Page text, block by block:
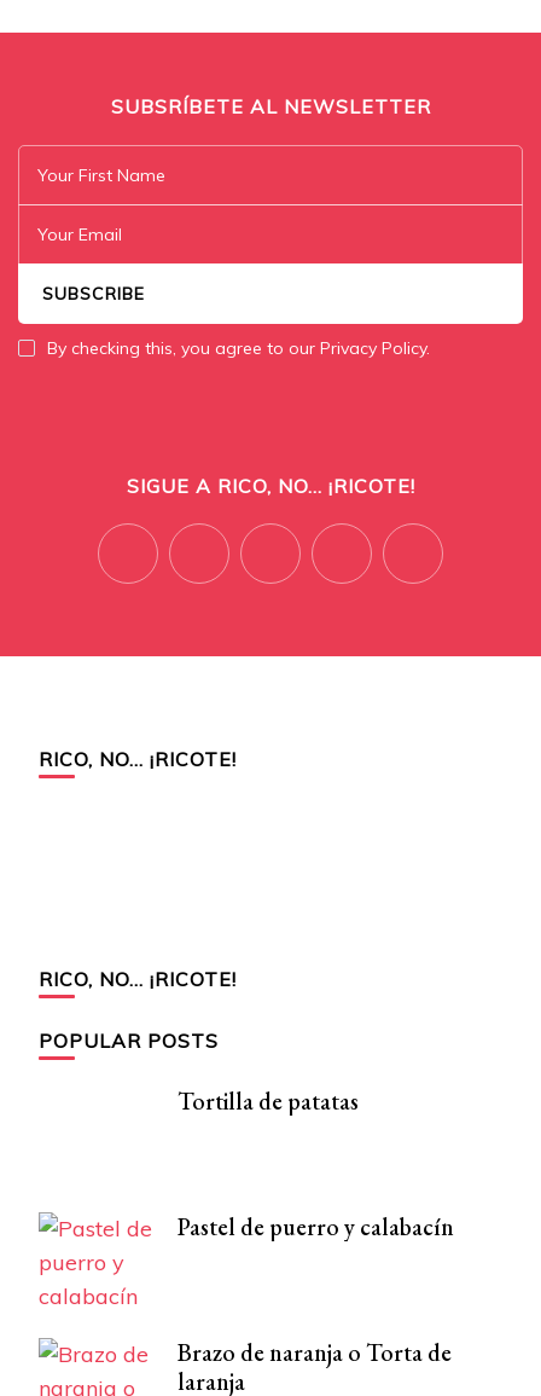
SUBSRÍBETE AL NEWSLETTER
By checking this, you agree to our Privacy Policy.
SIGUE A RICO, NO... ¡RICOTE!
RICO, NO… ¡RICOTE!
RICO, NO… ¡RICOTE!
POPULAR POSTS
Tortilla de patatas
Pastel de puerro y calabacín
Brazo de naranja o Torta de
laranja